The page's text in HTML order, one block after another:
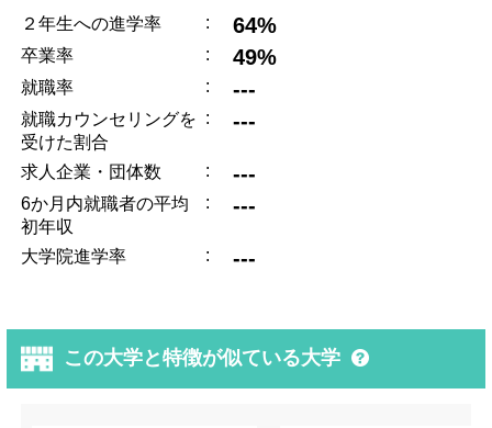
２年生への進学率 : 64%
卒業率 : 49%
就職率 : ---
就職カウンセリングを
受けた割合
: ---
求人企業・団体数 : ---
6か月内就職者の平均
初年収
: ---
大学院進学率 : ---
この大学と特徴が似ている大学